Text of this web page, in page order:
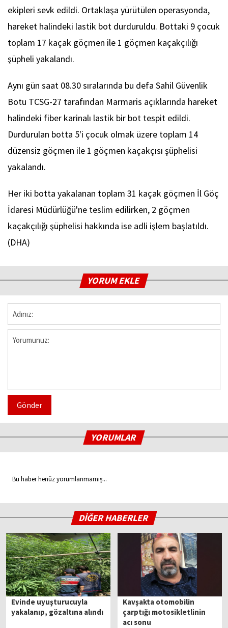
ekipleri sevk edildi. Ortaklaşa yürütülen operasyonda,
hareket halindeki lastik bot durduruldu. Bottaki 9 çocuk
toplam 17 kaçak göçmen ile 1 göçmen kaçakçılığı
şüpheli yakalandı.
Aynı gün saat 08.30 sıralarında bu defa Sahil Güvenlik
Botu TCSG-27 tarafından Marmaris açıklarında hareket
halindeki fiber karinalı lastik bir bot tespit edildi.
Durdurulan botta 5'i çocuk olmak üzere toplam 14
düzensiz göçmen ile 1 göçmen kaçakçısı şüphelisi
yakalandı.
Her iki botta yakalanan toplam 31 kaçak göçmen İl Göç
İdaresi Müdürlüğü'ne teslim edilirken, 2 göçmen
kaçakçılığı şüphelisi hakkında ise adli işlem başlatıldı.
(DHA)
YORUM EKLE
Gönder
YORUMLAR
Bu haber henüz yorumlanmamış...
DİĞER HABERLER
Evinde uyuşturucuyla
yakalanıp, gözaltına alındı
Kavşakta otomobilin
çarptığı motosikletlinin
acı sonu